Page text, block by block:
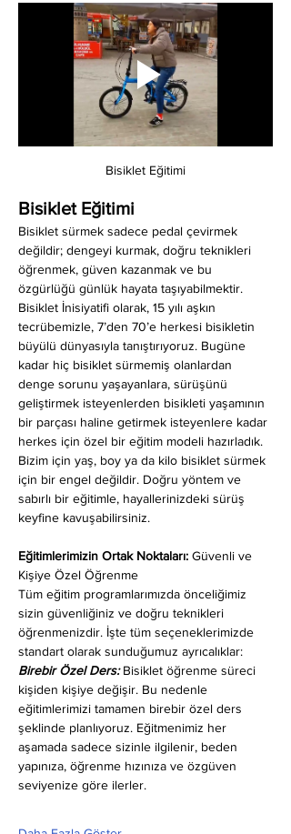
Bisiklet Eğitimi
Bisiklet Eğitimi
Bisiklet sürmek sadece pedal çevirmek
değildir; dengeyi kurmak, doğru teknikleri
öğrenmek, güven kazanmak ve bu
özgürlüğü günlük hayata taşıyabilmektir.
Bisiklet İnisiyatifi olarak, 15 yılı aşkın
tecrübemizle, 7’den 70’e herkesi bisikletin
büyülü dünyasıyla tanıştırıyoruz. Bugüne
kadar hiç bisiklet sürmemiş olanlardan
denge sorunu yaşayanlara, sürüşünü
geliştirmek isteyenlerden bisikleti yaşamının
bir parçası haline getirmek isteyenlere kadar
herkes için özel bir eğitim modeli hazırladık.
Bizim için yaş, boy ya da kilo bisiklet sürmek
için bir engel değildir. Doğru yöntem ve
sabırlı bir eğitimle, hayallerinizdeki sürüş
keyfine kavuşabilirsiniz.
Eğitimlerimizin Ortak Noktaları: Güvenli ve
Kişiye Özel Öğrenme
Tüm eğitim programlarımızda önceliğimiz
sizin güvenliğiniz ve doğru teknikleri
öğrenmenizdir. İşte tüm seçeneklerimizde
standart olarak sunduğumuz ayrıcalıklar:
Birebir Özel Ders: Bisiklet öğrenme süreci
kişiden kişiye değişir. Bu nedenle
eğitimlerimizi tamamen birebir özel ders
şeklinde planlıyoruz. Eğitmenimiz her
aşamada sadece sizinle ilgilenir, beden
yapınıza, öğrenme hızınıza ve özgüven
seviyenize göre ilerler.